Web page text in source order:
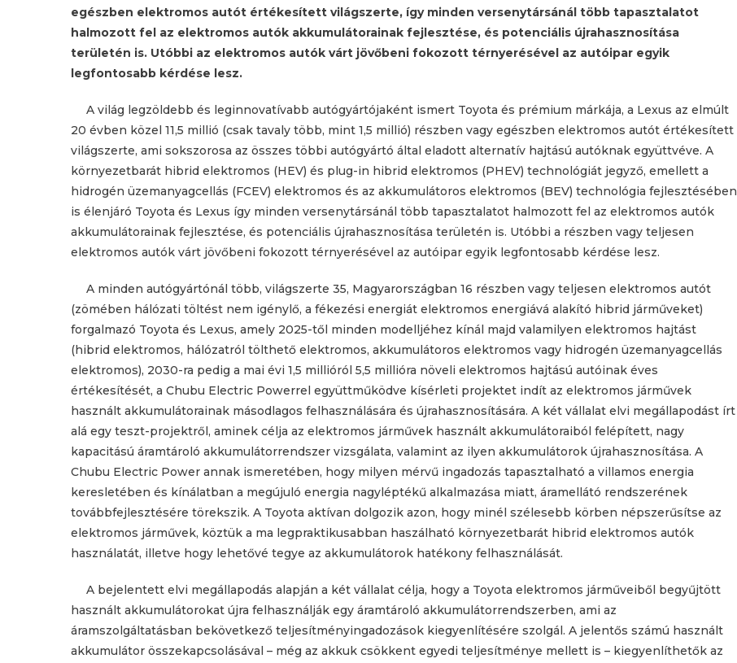
egészben elektromos autót értékesített világszerte, így minden versenytársánál több tapasztalatot
halmozott fel az elektromos autók akkumulátorainak fejlesztése, és potenciális újrahasznosítása
területén is. Utóbbi az elektromos autók várt jövőbeni fokozott térnyerésével az autóipar egyik
legfontosabb kérdése lesz.
A világ legzöldebb és leginnovatívabb autógyártójaként ismert Toyota és prémium márkája, a Lexus az elmúlt
20 évben közel 11,5 millió (csak tavaly több, mint 1,5 millió) részben vagy egészben elektromos autót értékesített
világszerte, ami sokszorosa az összes többi autógyártó által eladott alternatív hajtású autóknak együttvéve. A
környezetbarát hibrid elektromos (HEV) és plug-in hibrid elektromos (PHEV) technológiát jegyző, emellett a
hidrogén üzemanyagcellás (FCEV) elektromos és az akkumulátoros elektromos (BEV) technológia fejlesztésében
is élenjáró Toyota és Lexus így minden versenytársánál több tapasztalatot halmozott fel az elektromos autók
akkumulátorainak fejlesztése, és potenciális újrahasznosítása területén is. Utóbbi a részben vagy teljesen
elektromos autók várt jövőbeni fokozott térnyerésével az autóipar egyik legfontosabb kérdése lesz.
A minden autógyártónál több, világszerte 35, Magyarországban 16 részben vagy teljesen elektromos autót
(zömében hálózati töltést nem igénylő, a fékezési energiát elektromos energiává alakító hibrid járműveket)
forgalmazó Toyota és Lexus, amely 2025-től minden modelljéhez kínál majd valamilyen elektromos hajtást
(hibrid elektromos, hálózatról tölthető elektromos, akkumulátoros elektromos vagy hidrogén üzemanyagcellás
elektromos), 2030-ra pedig a mai évi 1,5 millióról 5,5 millióra növeli elektromos hajtású autóinak éves
értékesítését, a Chubu Electric Powerrel együttműködve kísérleti projektet indít az elektromos járművek
használt akkumulátorainak másodlagos felhasználására és újrahasznosítására. A két vállalat elvi megállapodást írt
alá egy teszt-projektről, aminek célja az elektromos járművek használt akkumulátoraiból felépített, nagy
kapacitású áramtároló akkumulátorrendszer vizsgálata, valamint az ilyen akkumulátorok újrahasznosítása. A
Chubu Electric Power annak ismeretében, hogy milyen mérvű ingadozás tapasztalható a villamos energia
keresletében és kínálatban a megújuló energia nagyléptékű alkalmazása miatt, áramellátó rendszerének
továbbfejlesztésére törekszik. A Toyota aktívan dolgozik azon, hogy minél szélesebb körben népszerűsítse az
elektromos járművek, köztük a ma legpraktikusabban haszálható környezetbarát hibrid elektromos autók
használatát, illetve hogy lehetővé tegye az akkumulátorok hatékony felhasználását.
A bejelentett elvi megállapodás alapján a két vállalat célja, hogy a Toyota elektromos járműveiből begyűjtött
használt akkumulátorokat újra felhasználják egy áramtároló akkumulátorrendszerben, ami az
áramszolgáltatásban bekövetkező teljesítményingadozások kiegyenlítésére szolgál. A jelentős számú használt
akkumulátor összekapcsolásával – még az akkuk csökkent egyedi teljesítménye mellett is – kiegyenlíthetők az